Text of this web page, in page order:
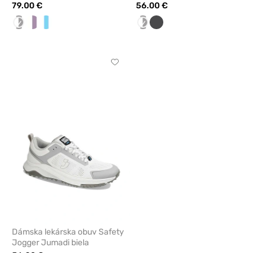
79.00 €
biela/siváBiela/fialová
56.00 €
biela/siváGrafitová
Kliknite
Dámska lekárska obuv Safety
Jogger Jumadi biela